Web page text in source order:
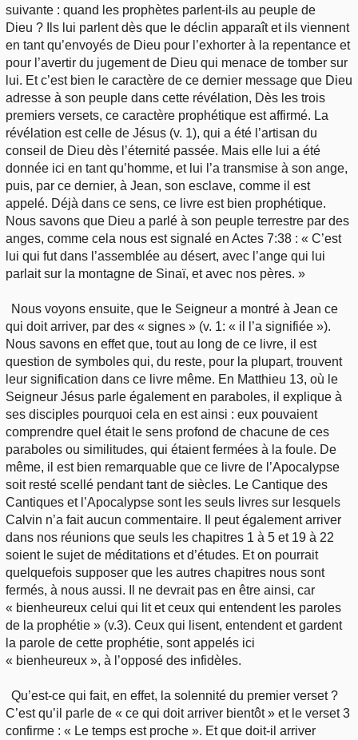
suivante : quand les prophètes parlent-ils au peuple de
Dieu ? Ils lui parlent dès que le déclin apparaît et ils viennent
en tant qu’envoyés de Dieu pour l’exhorter à la repentance et
pour l’avertir du jugement de Dieu qui menace de tomber sur
lui. Et c’est bien le caractère de ce dernier message que Dieu
adresse à son peuple dans cette révélation, Dès les trois
premiers versets, ce caractère prophétique est affirmé. La
révélation est celle de Jésus (v. 1), qui a été l’artisan du
conseil de Dieu dès l’éternité passée. Mais elle lui a été
donnée ici en tant qu’homme, et lui l’a transmise à son ange,
puis, par ce dernier, à Jean, son esclave, comme il est
appelé. Déjà dans ce sens, ce livre est bien prophétique.
Nous savons que Dieu a parlé à son peuple terrestre par des
anges, comme cela nous est signalé en Actes 7:38 : « C’est
lui qui fut dans l’assemblée au désert, avec l’ange qui lui
parlait sur la montagne de Sinaï, et avec nos pères. »
Nous voyons ensuite, que le Seigneur a montré à Jean ce
qui doit arriver, par des « signes » (v. 1: « il l’a signifiée »).
Nous savons en effet que, tout au long de ce livre, il est
question de symboles qui, du reste, pour la plupart, trouvent
leur signification dans ce livre même. En Matthieu 13, où le
Seigneur Jésus parle également en paraboles, il explique à
ses disciples pourquoi cela en est ainsi : eux pouvaient
comprendre quel était le sens profond de chacune de ces
paraboles ou similitudes, qui étaient fermées à la foule. De
même, il est bien remarquable que ce livre de l’Apocalypse
soit resté scellé pendant tant de siècles. Le Cantique des
Cantiques et l’Apocalypse sont les seuls livres sur lesquels
Calvin n’a fait aucun commentaire. Il peut également arriver
dans nos réunions que seuls les chapitres 1 à 5 et 19 à 22
soient le sujet de méditations et d’études. Et on pourrait
quelquefois supposer que les autres chapitres nous sont
fermés, à nous aussi. Il ne devrait pas en être ainsi, car
« bienheureux celui qui lit et ceux qui entendent les paroles
de la prophétie » (v.3). Ceux qui lisent, entendent et gardent
la parole de cette prophétie, sont appelés ici
« bienheureux », à l’opposé des infidèles.
Qu’est-ce qui fait, en effet, la solennité du premier verset ?
C’est qu’il parle de « ce qui doit arriver bientôt » et le verset 3
confirme : « Le temps est proche ». Et que doit-il arriver